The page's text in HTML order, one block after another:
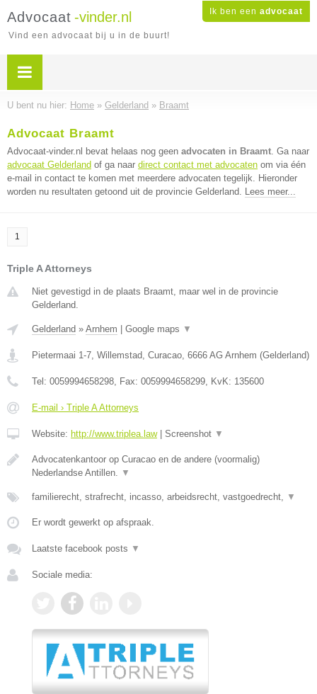
Ik ben een advocaat
Advocaat -vinder.nl
Vind een advocaat bij u in de buurt!
U bent nu hier: Home » Gelderland » Braamt
Advocaat Braamt
Advocaat-vinder.nl bevat helaas nog geen advocaten in Braamt. Ga naar
advocaat Gelderland of ga naar direct contact met advocaten om via één
e-mail in contact te komen met meerdere advocaten tegelijk. Hieronder
worden nu resultaten getoond uit de provincie Gelderland. Lees meer...
1
Triple A Attorneys
Niet gevestigd in de plaats Braamt, maar wel in de provincie
Gelderland.
Gelderland » Arnhem Google maps ▼
Pietermaai 1-7, Willemstad, Curacao, 6666 AG Arnhem (Gelderland)
Tel: 0059994658298, Fax: 0059994658299, KvK: 135600
E-mail › Triple A Attorneys
Website: http://www.triplea.law| Screenshot ▼
Advocatenkantoor op Curacao en de andere (voormalig)
Nederlandse Antillen. ▼
familierecht, strafrecht, incasso, arbeidsrecht, vastgoedrecht, ▼
Er wordt gewerkt op afspraak.
Laatste facebook posts ▼
Sociale media: